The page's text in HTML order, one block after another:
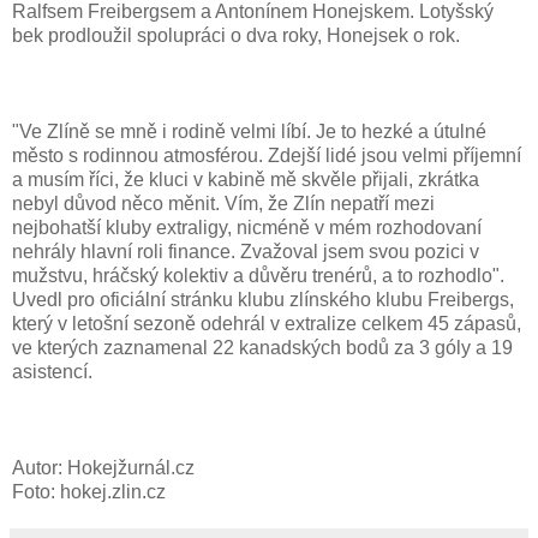
Ralfsem Freibergsem a Antonínem Honejskem. Lotyšský
bek prodloužil spolupráci o dva roky, Honejsek o rok.
"Ve Zlíně se mně i rodině velmi líbí. Je to hezké a útulné
město s rodinnou atmosférou. Zdejší lidé jsou velmi příjemní
a musím říci, že kluci v kabině mě skvěle přijali, zkrátka
nebyl důvod něco měnit. Vím, že Zlín nepatří mezi
nejbohatší kluby extraligy, nicméně v mém rozhodovaní
nehrály hlavní roli finance. Zvažoval jsem svou pozici v
mužstvu, hráčský kolektiv a důvěru trenérů, a to rozhodlo".
Uvedl pro oficiální stránku klubu zlínského klubu Freibergs,
který v letošní sezoně odehrál v extralize celkem 45 zápasů,
ve kterých zaznamenal 22 kanadských bodů za 3 góly a 19
asistencí.
Autor: Hokejžurnál.cz
Foto: hokej.zlin.cz